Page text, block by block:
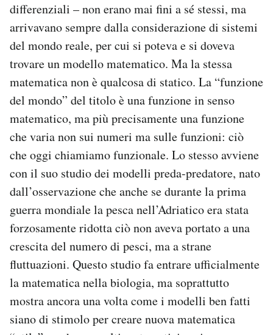
differenziali – non erano mai fini a sé stessi, ma
arrivavano sempre dalla considerazione di sistemi
del mondo reale, per cui si poteva e si doveva
trovare un modello matematico. Ma la stessa
matematica non è qualcosa di statico. La “funzione
del mondo” del titolo è una funzione in senso
matematico, ma più precisamente una funzione
che varia non sui numeri ma sulle funzioni: ciò
che oggi chiamiamo funzionale. Lo stesso avviene
con il suo studio dei modelli preda-predatore, nato
dall’osservazione che anche se durante la prima
guerra mondiale la pesca nell’Adriatico era stata
forzosamente ridotta ciò non aveva portato a una
crescita del numero di pesci, ma a strane
fluttuazioni. Questo studio fa entrare ufficialmente
la matematica nella biologia, ma soprattutto
mostra ancora una volta come i modelli ben fatti
siano di stimolo per creare nuova matematica